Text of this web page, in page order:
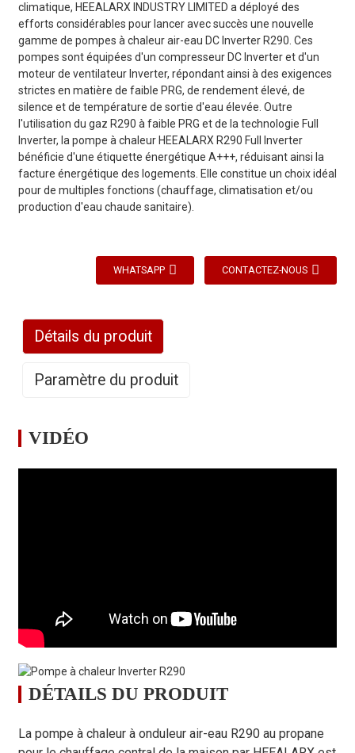
climatique, HEEALARX INDUSTRY LIMITED a déployé des
efforts considérables pour lancer avec succès une nouvelle
gamme de pompes à chaleur air-eau DC Inverter R290. Ces
pompes sont équipées d'un compresseur DC Inverter et d'un
moteur de ventilateur Inverter, répondant ainsi à des exigences
strictes en matière de faible PRG, de rendement élevé, de
silence et de température de sortie d'eau élevée. Outre
l'utilisation du gaz R290 à faible PRG et de la technologie Full
Inverter, la pompe à chaleur HEEALARX R290 Full Inverter
bénéficie d'une étiquette énergétique A+++, réduisant ainsi la
facture énergétique des logements. Elle constitue un choix idéal
pour de multiples fonctions (chauffage, climatisation et/ou
production d'eau chaude sanitaire).
WHATSAPP CONTACTEZ-NOUS
Détails du produit
Paramètre du produit
VIDÉO
DÉTAILS DU PRODUIT
La pompe à chaleur à onduleur air-eau R290 au propane
Modèle
Alimentation
220V-240V
220V-240V
puissance
d'entrée de
chauffage
kW 0,56 à 2,20
FLIC kW/kW 5,00 à 3,64
Conditions de chauffage - Température ambiante (DB/WB) : 7/
capacité de
kW 2,6 à 7,2 3,8 à 10,3